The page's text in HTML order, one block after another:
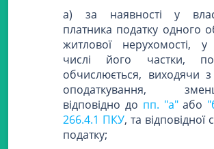
а) за наявності у
платника податку одного
житлової нерухомості,
числі його частки,
обчислюється, виходячи
оподаткування,
відповідно до пп. "а"або
266.4.1 ПКУ, та відповідної
податку;